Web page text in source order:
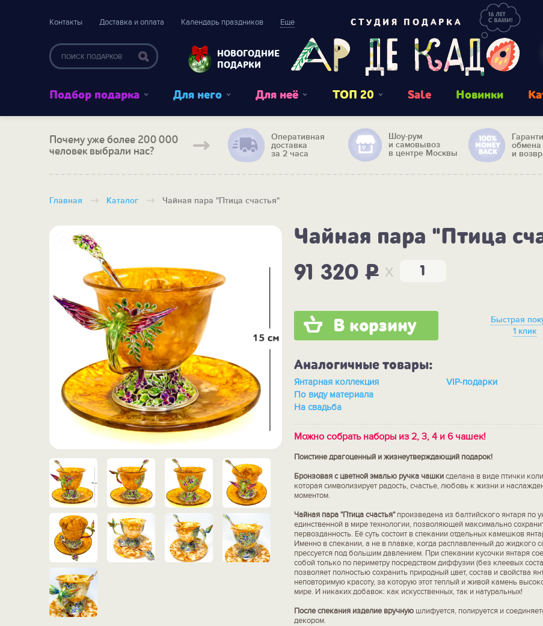
Контакты Доставка и оплата Календарь праздников Еще
НОВОГОДНИЕ
ПОДАРКИ
СТУДИЯ ПОДАРКА
Подбор подарка Для него Для неё ТОП 20 Sale Новинки
Почему уже более 200 000
человек выбрали нас?
Оперативная
доставка
за 2 часа
Шоу-рум
и самовывоз
в центре Москвы
обмена
и
Главная Каталог Чайная пара "Птица счастья"
Чайная пара "Птица
91 320P x
В корзину
Быстрая
1 клик
Аналогичные товары:
Янтарная коллекция
По виду материала
На свадьба
VIP-подарки
Можно собрать наборы из 2, 3, 4 и 6 чашек!
Поистине драгоценный и жизнеутверждающий подарок!
Бронзовая с цветной эмалью ручка чашкисделана в виде птички
которая символизирует радость, счастье, любовь к жизни и
моментом.
Чайная пара "Птица счастья"произведена из балтийского янтаря по
единственной в мире технологии, позволяющей максимально
первозданность. Её суть состоит в спекании отдельных камешков
Именно в спекании, а не в плавке, когда расплавленный до жидкого
прессуется под большим давлением. При спекании кусочки янтаря
собой только по периметру посредством диффузии (без клеевых
позволяет полностью сохранить природный цвет, состав и свойства
неповторимую красоту, за которую этот теплый и живой камень
мире. И никаких добавок: как искусственных, так и натуральных!
После спекания изделие вручнуюшлифуется, полируется и
декором.